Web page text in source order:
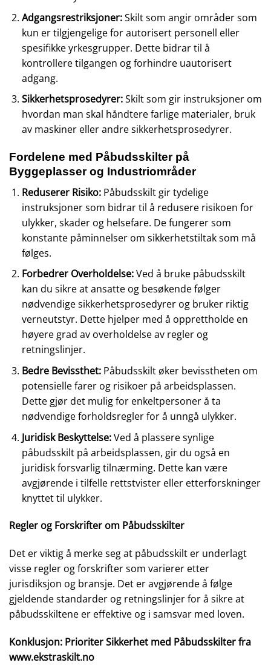
Adgangsrestriksjoner:Skilt som angir områder som
kun er tilgjengelige for autorisert personell eller
spesifikke yrkesgrupper. Dette bidrar til å
kontrollere tilgangen og forhindre uautorisert
adgang.
Sikkerhetsprosedyrer:Skilt som gir instruksjoner om
hvordan man skal håndtere farlige materialer, bruk
av maskiner eller andre sikkerhetsprosedyrer.
Fordelene med Påbudsskilter på
Byggeplasser og Industriområder
Reduserer Risiko:Påbudsskilt gir tydelige
instruksjoner som bidrar til å redusere risikoen for
ulykker, skader og helsefare. De fungerer som
konstante påminnelser om sikkerhetstiltak som må
følges.
Forbedrer Overholdelse:Ved å bruke påbudsskilt
kan du sikre at ansatte og besøkende følger
nødvendige sikkerhetsprosedyrer og bruker riktig
verneutstyr. Dette hjelper med å opprettholde en
høyere grad av overholdelse av regler og
retningslinjer.
Bedre Bevissthet:Påbudsskilt øker bevisstheten om
potensielle farer og risikoer på arbeidsplassen.
Dette gjør det mulig for enkeltpersoner å ta
nødvendige forholdsregler for å unngå ulykker.
Juridisk Beskyttelse:Ved å plassere synlige
påbudsskilt på arbeidsplassen, gir du også en
juridisk forsvarlig tilnærming. Dette kan være
avgjørende i tilfelle rettstvister eller etterforskninger
knyttet til ulykker.
Regler og Forskrifter om Påbudsskilter
Det er viktig å merke seg at påbudsskilt er underlagt
visse regler og forskrifter som varierer etter
jurisdiksjon og bransje. Det er avgjørende å følge
gjeldende standarder og retningslinjer for å sikre at
påbudsskiltene er effektive og i samsvar med loven.
Konklusjon: Prioriter Sikkerhet med Påbudsskilter fra
www.ekstraskilt.no